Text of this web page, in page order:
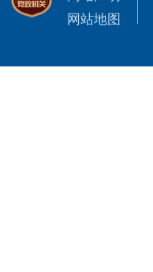
网站地图